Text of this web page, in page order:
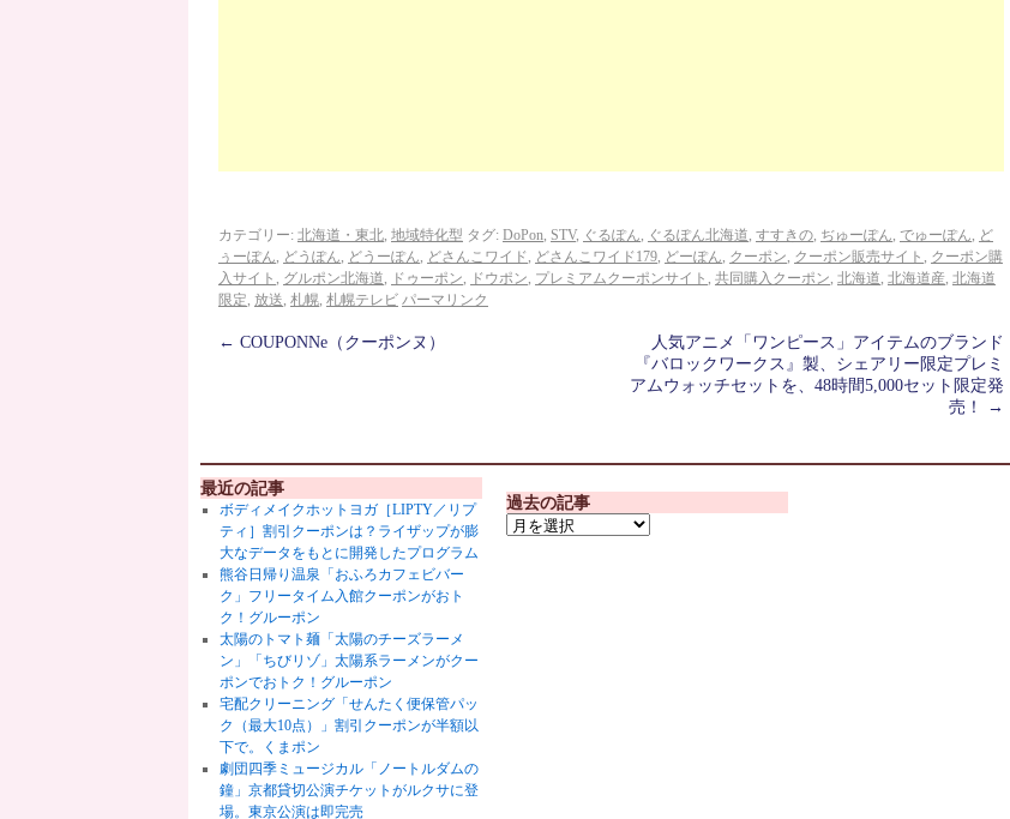
カテゴリー: 北海道・東北, 地域特化型 タグ: DoPon, STV, ぐるぽん, ぐるぽん北海道, すすきの, ぢゅーぽん, でゅーぽん, ど
ぅーぽん, どうぽん, どうーぽん, どさんこワイド, どさんこワイド179, どーぽん, クーポン, クーポン販売サイト , クーポン購
入サイト , グルポン北海道, ドゥーポン, ドウポン, プレミアムクーポンサイト , 共同購入クーポン, 北海道, 北海道産, 北海道
限定, 放送, 札幌, 札幌テレビ パーマリンク
← COUPONNe（クーポンヌ）
人気アニメ「ワンピース」アイテムのブランド
『バロックワークス』製、シェアリー限定プレミ
アムウォッチセットを、48時間5,000セット限定発
売！
→
最近の記事
ボディメイクホットヨガ［LIPTY／リプ
ティ］割引クーポンは？ライザップが膨
大なデータをもとに開発したプログラム
熊谷日帰り温泉「おふろカフェビバー
ク」フリータイム入館クーポンがおト
ク！グルーポン
太陽のトマト麺「太陽のチーズラーメ
ン」「ちびリゾ」太陽系ラーメンがクー
ポンでおトク！グルーポン
宅配クリーニング「せんたく便保管パッ
ク（最大10点）」割引クーポンが半額以
下で。くまポン
劇団四季ミュージカル「ノートルダムの
鐘」京都貸切公演チケットがルクサに登
場。東京公演は即完売
過去の記事